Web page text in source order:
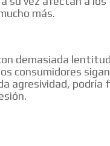
más.
demasiada
consumidores
agresividad, podría